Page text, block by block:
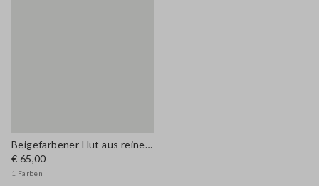
Beigefarbener Hut aus reiner Stroh
€ 65,00
1 Farben